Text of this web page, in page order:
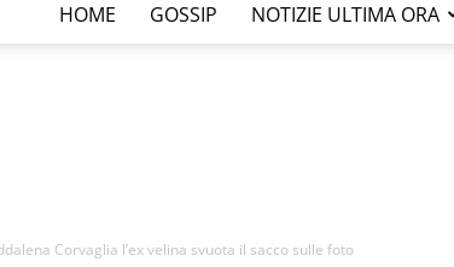
HOME GOSSIP NOTIZIE ULTIMA ORA
Corvaglia l’ex velina svuota il sacco sulle foto